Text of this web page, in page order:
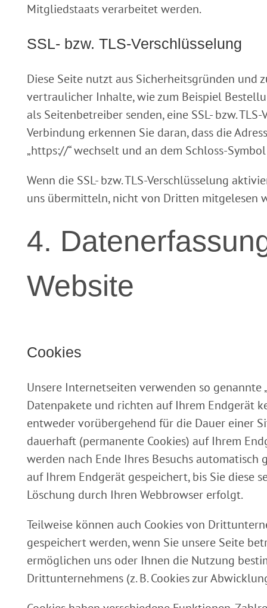
Mitgliedstaats verarbeitet werden.
SSL- bzw. TLS-Verschlüsselung
Diese Seite nutzt aus Sicherheitsgründen und
vertraulicher Inhalte, wie zum Beispiel
als Seitenbetreiber senden, eine SSL- bzw.
Verbindung erkennen Sie daran, dass die
„https://“ wechselt und an dem Schloss-
Wenn die SSL- bzw. TLS-Verschlüsselung
uns übermitteln, nicht von Dritten mitgelesen
4.
Website
Cookies
Unsere Internetseiten verwenden so genannte
Datenpakete und richten auf Ihrem Endgerät
entweder vorübergehend für die Dauer einer
dauerhaft (permanente Cookies) auf Ihrem
werden nach Ende Ihres Besuchs automatisch
auf Ihrem Endgerät gespeichert, bis Sie diese
Löschung durch Ihren Webbrowser erfolgt.
Teilweise können auch Cookies von
gespeichert werden, wenn Sie unsere Seite
ermöglichen uns oder Ihnen die Nutzung
Drittunternehmens (z. B. Cookies zur